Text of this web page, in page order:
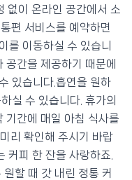
없이 온라인 공간에서 소
편 서비스를 예약하면
를 이동하실 수 있습니
공간을 제공하기 때문에
있습니다.흡연을 원하
실 수 있습니다. 휴가의
기간에 매일 아침 식사를
리 확인해 주시기 바랍
커피 한 잔을 사랑하죠.
할 때 갓 내린 정통 커